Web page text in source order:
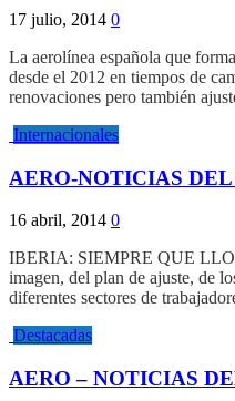
17 julio, 2014 0
La aerolínea española que
desde el 2012 en tiempos de
renovaciones pero también
Internacionales
AERO-NOTICIAS
16 abril, 2014 0
IBERIA: SIEMPRE QUE
imagen, del plan de ajuste, de
diferentes sectores de
Destacadas
AERO – NOTICIAS